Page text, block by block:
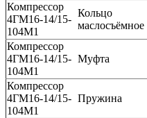
Компрессор
4ГМ16-14/15-
104М1
Кольцо
маслосъёмное
Компрессор
4ГМ16-14/15-
104М1
Муфта
Компрессор
4ГМ16-14/15-
104М1
Пружина